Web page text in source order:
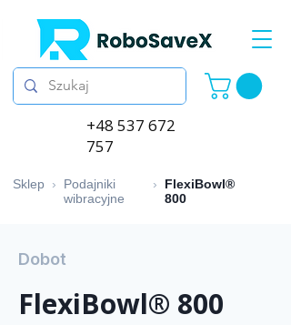
+48 537 672
757
Sklep ›
Podajniki
wibracyjne
›
FlexiBowl®
800
Dobot
FlexiBowl® 800